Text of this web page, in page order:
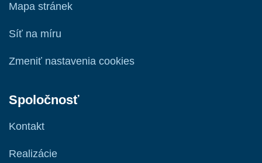
Mapa stránek
Síť na míru
Zmeniť nastavenia cookies
Spoločnosť
Kontakt
Realizácie